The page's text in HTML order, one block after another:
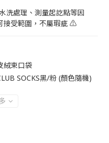
洗處理、測量起訖點等因
接受範圍，不屬瑕疵 ⚠️
絨束口袋
SOCKS黑/粉 (顏色隨機)